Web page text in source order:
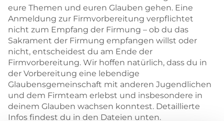
eure Themen und euren Glauben gehen. Eine
Anmeldung zur Firmvorbereitung verpflichtet
nicht zum Empfang der Firmung – ob du das
Sakrament der Firmung empfangen willst oder
nicht, entscheidest du am Ende der
Firmvorbereitung. Wir hoffen natürlich, dass du in
der Vorbereitung eine lebendige
Glaubensgemeinschaft mit anderen Jugendlichen
und dem Firmteam erlebst und insbesondere in
deinem Glauben wachsen konntest. Detaillierte
Infos findest du in den Dateien unten.